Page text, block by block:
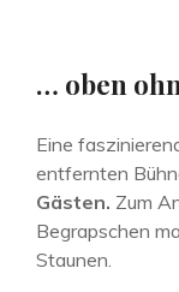
… oben
Eine
entfernten
Gästen. Zum
Begrapschen
Staunen.